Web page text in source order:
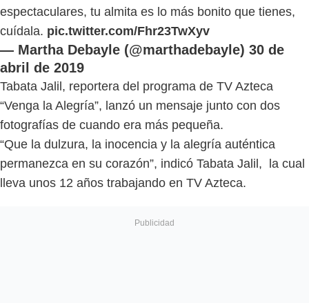
espectaculares, tu almita es lo más bonito que tienes,
cuídala. pic.twitter.com/Fhr23TwXyv
— Martha Debayle (@marthadebayle) 30 de
abril de 2019
Tabata Jalil, reportera del programa de TV Azteca
“Venga la Alegría”, lanzó un mensaje junto con dos
fotografías de cuando era más pequeña.
“Que la dulzura, la inocencia y la alegría auténtica
permanezca en su corazón”, indicó Tabata Jalil, la cual
lleva unos 12 años trabajando en TV Azteca.